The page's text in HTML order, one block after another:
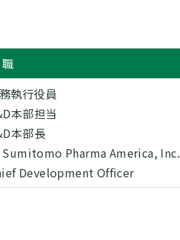
執行役員
本部担当
本部長
Sumitomo Pharma America, Inc.
Development Officer